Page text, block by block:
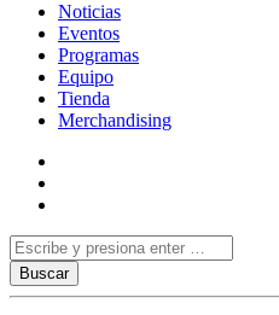
Noticias
Eventos
Programas
Equipo
Tienda
Merchandising